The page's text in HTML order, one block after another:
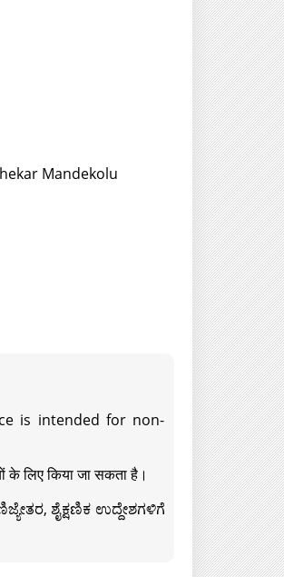
Mandekolu
is intended for non-
के लिए किया जा सकता है।
ಶೈಕ್ಷಣಿಕ ಉದ್ದೇಶಗಳಿಗೆ